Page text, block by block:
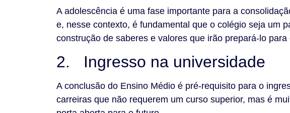
A adolescência é uma fase importante para a
e, nesse contexto, é fundamental que o colégio seja um
construção de saberes e valores que irão prepará-lo
2. Ingresso na universidade
A conclusão do Ensino Médio é pré-requisito para o
carreiras que não requerem um curso superior, mas é